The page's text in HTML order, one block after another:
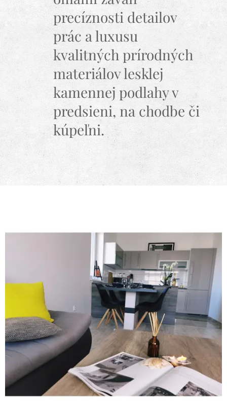
precíznosti detailov
prác a luxusu
kvalitných prírodných
materiálov lesklej
kamennej podlahy v
predsieni, na chodbe či
kúpeľni.